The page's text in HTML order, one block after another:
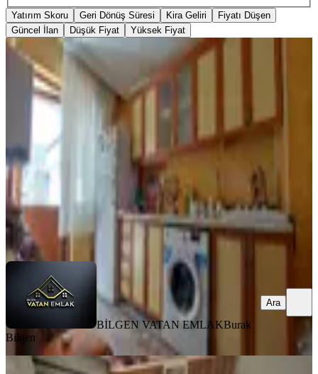
Yatırım Skoru Geri Dönüş Süresi Kira Geliri
Fiyatı Düşen
Güncel İlan
Düşük Fiyat Yüksek Fiyat
MANZARALI
Vatan'da Aktepe Ana Caddede Orj.
1.kat 2+1 Masrafsız Kupon Daire
Keçiören, Aktepe Mahallesi
·110 m² 21.07.2026
2.990.000 ₺
BİLGEN VATAN EMLAKBurak Bilgen
Ara
BİLGEN VATAN EMLAKBurak
Bilgen
Ara
MANZARALI